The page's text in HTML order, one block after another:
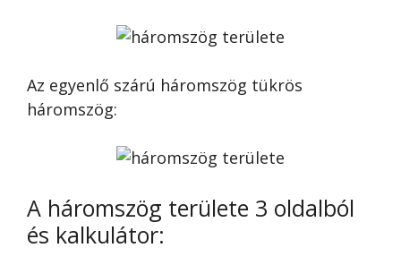
Az egyenlő szárú háromszög tükrös
háromszög:
A háromszög területe 3 oldalból
és kalkulátor: